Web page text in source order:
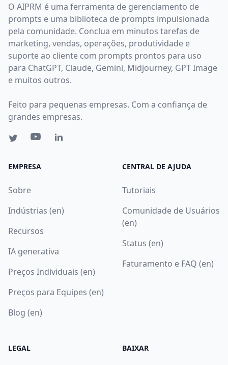
O AIPRM é uma ferramenta de gerenciamento de
prompts e uma biblioteca de prompts impulsionada
pela comunidade. Conclua em minutos tarefas de
marketing, vendas, operações, produtividade e
suporte ao cliente com prompts prontos para uso
para ChatGPT, Claude, Gemini, Midjourney, GPT Image
e muitos outros.
Feito para pequenas empresas. Com a confiança de
grandes empresas.
EMPRESA
Sobre
Indústrias (en)
Recursos
IA generativa
Preços Individuais (en)
Preços para Equipes (en)
Blog (en)
CENTRAL DE AJUDA
Tutoriais
Comunidade de Usuários
(en)
Status (en)
Faturamento e FAQ (en)
LEGAL BAIXAR